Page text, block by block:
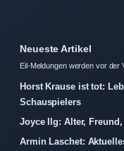
Neueste Artikel
Eil-Meldungen werden vor der
Horst Krause ist tot:
Schauspielers
Joyce Ilg: Alter,
Armin Laschet: